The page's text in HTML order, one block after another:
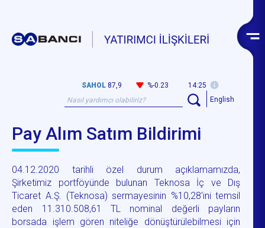
SAHOL 87,9 %-0.23
14:25
English
Pay Alım Satım Bildirimi
04.12.2020 tarihli özel durum açıklamamızda,
Şirketimiz portföyünde bulunan Teknosa İç ve Dış
Ticaret A.Ş. (Teknosa) sermayesinin %10,28'ini temsil
eden 11.310.508,61 TL nominal değerli payların
borsada işlem gören niteliğe dönüştürülebilmesi için